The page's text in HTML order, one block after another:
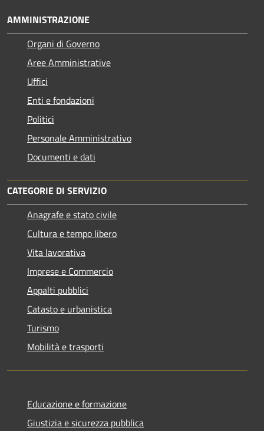
AMMINISTRAZIONE
Organi di Governo
Aree Amministrative
Uffici
Enti e fondazioni
Politici
Personale Amministrativo
Documenti e dati
CATEGORIE DI SERVIZIO
Anagrafe e stato civile
Cultura e tempo libero
Vita lavorativa
Imprese e Commercio
Appalti pubblici
Catasto e urbanistica
Turismo
Mobilità e trasporti
Educazione e formazione
Giustizia e sicurezza pubblica